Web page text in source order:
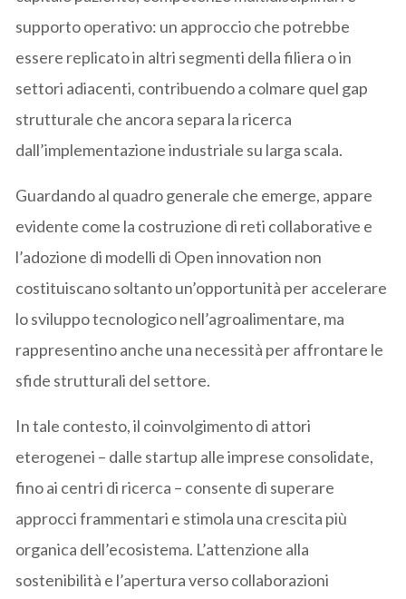
supporto operativo: un approccio che potrebbe
essere replicato in altri segmenti della filiera o in
settori adiacenti, contribuendo a colmare quel gap
strutturale che ancora separa la ricerca
dall’implementazione industriale su larga scala.
Guardando al quadro generale che emerge, appare
evidente come la costruzione di reti collaborative e
l’adozione di modelli di Open innovation non
costituiscano soltanto un’opportunità per accelerare
lo sviluppo tecnologico nell’agroalimentare, ma
rappresentino anche una necessità per affrontare le
sfide strutturali del settore.
In tale contesto, il coinvolgimento di attori
eterogenei – dalle startup alle imprese consolidate,
fino ai centri di ricerca – consente di superare
approcci frammentari e stimola una crescita più
organica dell’ecosistema. L’attenzione alla
sostenibilità e l’apertura verso collaborazioni